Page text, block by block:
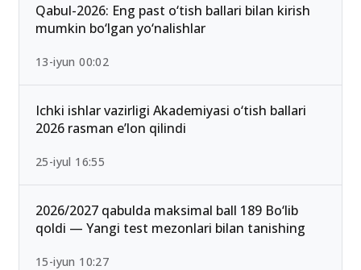
Qabul-2026: Eng past o‘tish ballari bilan kirish
mumkin bo‘lgan yo‘nalishlar
13-iyun 00:02
Ichki ishlar vazirligi Akademiyasi o‘tish ballari
2026 rasman e’lon qilindi
25-iyul 16:55
2026/2027 qabulda maksimal ball 189 Bo‘lib
qoldi — Yangi test mezonlari bilan tanishing
15-iyun 10:27